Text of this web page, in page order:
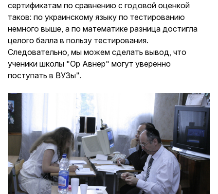
сертификатам по сравнению с годовой оценкой
таков: по украинскому языку по тестированию
немного выше, а по математике разница достигла
целого балла в пользу тестирования.
Следовательно, мы можем сделать вывод, что
ученики школы "Ор Авнер" могут уверенно
поступать в ВУЗы".